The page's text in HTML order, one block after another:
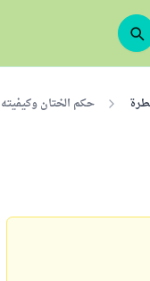
حكم الختان وكيفيته